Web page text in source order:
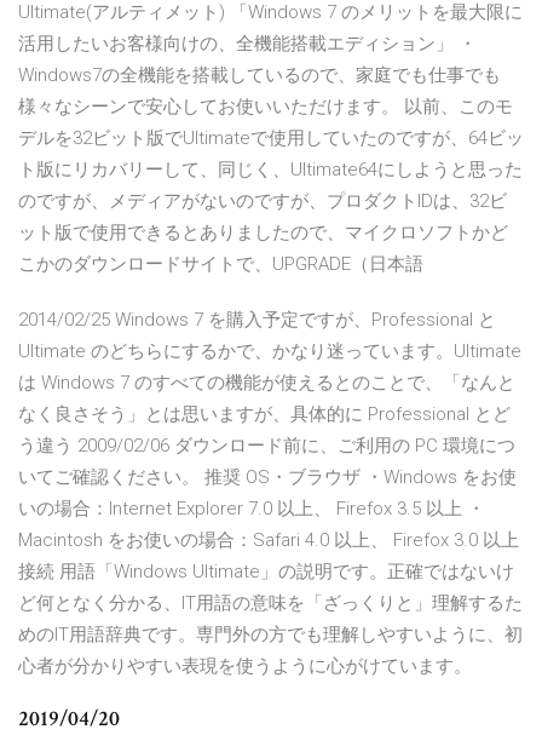
Ultimate(アルティメット) 「Windows 7 のメリットを最大限に
活用したいお客様向けの、全機能搭載エディション」 ・
Windows7の全機能を搭載しているので、家庭でも仕事でも
様々なシーンで安心してお使いいただけます。 以前、このモ
デルを32ビット版でUltimateで使用していたのですが、64ビッ
ト版にリカバリーして、同じく、Ultimate64にしようと思った
のですが、メディアがないのですが、プロダクトIDは、32ビ
ット版で使用できるとありましたので、マイクロソフトかど
こかのダウンロードサイトで、UPGRADE（日本語
2014/02/25 Windows 7 を購入予定ですが、Professional と
Ultimate のどちらにするかで、かなり迷っています。Ultimate
は Windows 7 のすべての機能が使えるとのことで、「なんと
なく良さそう」とは思いますが、具体的に Professional とど
う違う 2009/02/06 ダウンロード前に、ご利用の PC 環境につ
いてご確認ください。 推奨 OS・ブラウザ ・Windows をお使
いの場合：Internet Explorer 7.0 以上、 Firefox 3.5 以上 ・
Macintosh をお使いの場合：Safari 4.0 以上、 Firefox 3.0 以上
接続 用語「Windows Ultimate」の説明です。正確ではないけ
ど何となく分かる、IT用語の意味を「ざっくりと」理解するた
めのIT用語辞典です。専門外の方でも理解しやすいように、初
心者が分かりやすい表現を使うように心がけています。
2019/04/20